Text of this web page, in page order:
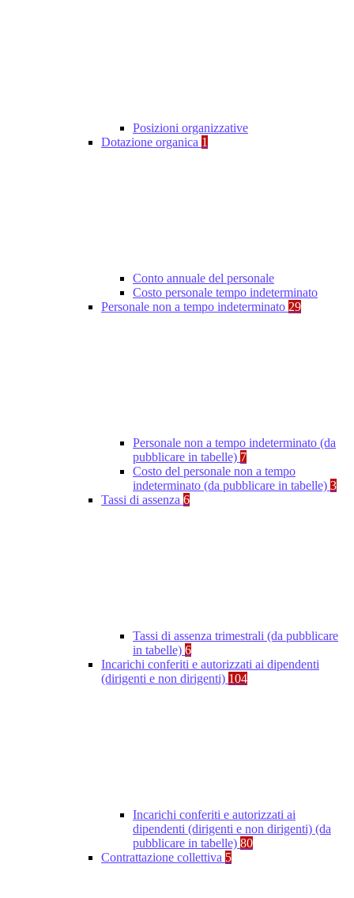
Posizioni organizzative
Dotazione organica 1
Conto annuale del personale
Costo personale tempo indeterminato
Personale non a tempo indeterminato 29
Personale non a tempo indeterminato (da
pubblicare in tabelle) 7
Costo del personale non a tempo
indeterminato (da pubblicare in tabelle) 3
Tassi di assenza 6
Tassi di assenza trimestrali (da pubblicare
in tabelle) 6
Incarichi conferiti e autorizzati ai dipendenti
(dirigenti e non dirigenti) 104
Incarichi conferiti e autorizzati ai
dipendenti (dirigenti e non dirigenti) (da
pubblicare in tabelle) 80
Contrattazione collettiva 5